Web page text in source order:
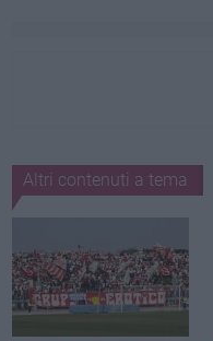
Altri contenuti a tema